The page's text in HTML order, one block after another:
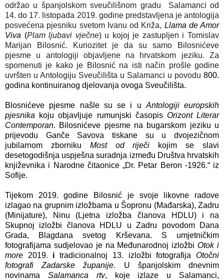
održao u španjolskom sveučilišnom gradu Salamanci od
14. do 17. listopada 2019. godine predstavljena je antologija
posvećena pjesniku svetom Ivanu od Križa, Llama de Amor
Viva (Plam ljubavi vječne) u kojoj je zastupljen i Tomislav
Marijan Bilosnić. Kuriozitet je da su samo Bilosnićeve
pjesme u antologiji objavljene na hrvatskom jeziku. Za
spomenuti je kako je Bilosnić na isti način prošle godine
uvršten u Antologiju Sveučilišta u Salamanci u povodu 800.
godina kontinuiranog djelovanja ovoga Sveučilišta.
Blosnićeve pjesme našle su se i u Antologiji europskih
pjesnika koju objavljuje rumunjski časopis Orizont Literar
Contemporan. Bilosnićeve pjesme na bugarskom jeziku u
prijevodu Ganče Savova tiskane su u dvojezičnom
jubilarnom zborniku Most od riječi
kojim se slavi
desetogodišnja uspješna suradnja između Društva hrvatskih
književnika i Narodne čitaonice „Dr. Petar Beron -1926.“ iz
Sofije.
Tijekom 2019. godine Bilosnić je svoje likovne radove
izlagao na grupnim izložbama u Šopronu (Mađarska), Zadru
(Minijature), Ninu (Ljetna izložba članova HDLU) i na
Skupnoj izložbi članova HDLU u Zadru povodom Dana
Grada, Blagdana svetog Krševana. S umjetničkim
fotografijama sudjelovao je na Međunarodnoj izložbiOtok i
more 2019. itradicionalnoj 13. izložbi fotografijaOtočni
fotografi Zadarske županije. U španjolskim dnevnim
novinama Salamanca rtv, koje izlaze u Salamanci,